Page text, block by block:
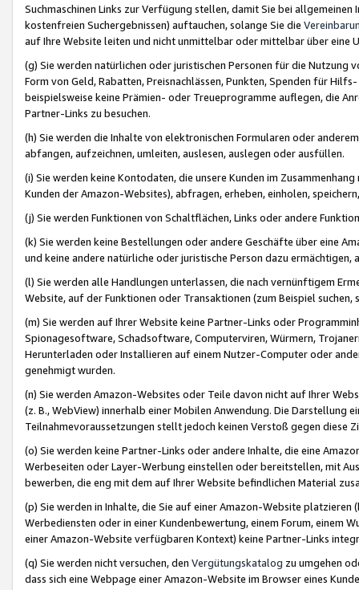
Suchmaschinen Links zur Verfügung stellen, damit Sie bei
kostenfreien Suchergebnissen) auftauchen, solange Sie die
auf Ihre Website leiten und nicht unmittelbar oder mittelbar über eine
(g) Sie werden natürlichen oder juristischen Personen für die Nutzung
Form von Geld, Rabatten, Preisnachlässen, Punkten, Spenden für
beispielsweise keine Prämien- oder Treueprogramme auflegen, die
Partner-Links zu besuchen.
(h) Sie werden die Inhalte von elektronischen Formularen oder
abfangen, aufzeichnen, umleiten, auslesen, auslegen oder ausfüllen.
(i) Sie werden keine Kontodaten, die unsere Kunden im
Kunden der Amazon-Websites), abfragen, erheben, einholen,
(j) Sie werden Funktionen von Schaltflächen, Links oder andere
(k) Sie werden keine Bestellungen oder andere Geschäfte über eine
und keine andere natürliche oder juristische Person dazu
(l) Sie werden alle Handlungen unterlassen, die nach vernünftigem
Website, auf der Funktionen oder Transaktionen (zum Beispiel
(m) Sie werden auf Ihrer Website keine Partner-Links oder
Spionagesoftware, Schadsoftware, Computerviren, Würmern,
Herunterladen oder Installieren auf einem Nutzer-Computer oder
genehmigt wurden.
(n) Sie werden Amazon-Websites oder Teile davon nicht auf Ihrer
(z. B., WebView) innerhalb einer Mobilen Anwendung. Die Darstellung
Teilnahmevoraussetzungen stellt jedoch keinen Verstoß gegen diese
(o) Sie werden keine Partner-Links oder andere Inhalte, die eine
Werbeseiten oder Layer-Werbung einstellen oder bereitstellen, mit
bewerben, die eng mit dem auf Ihrer Website befindlichen Material
(p) Sie werden in Inhalte, die Sie auf einer Amazon-Website
Werbediensten oder in einer Kundenbewertung, einem Forum, einem
einer Amazon-Website verfügbaren Kontext) keine Partner-Links
(q) Sie werden nicht versuchen, den Vergütungskatalog zu umgehen
dass sich eine Webpage einer Amazon-Website im Browser eines